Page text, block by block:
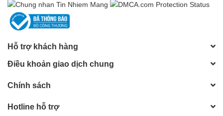
Hỗ trợ khách hàng
Điều khoản giao dịch chung
Chính sách
Hotline hỗ trợ